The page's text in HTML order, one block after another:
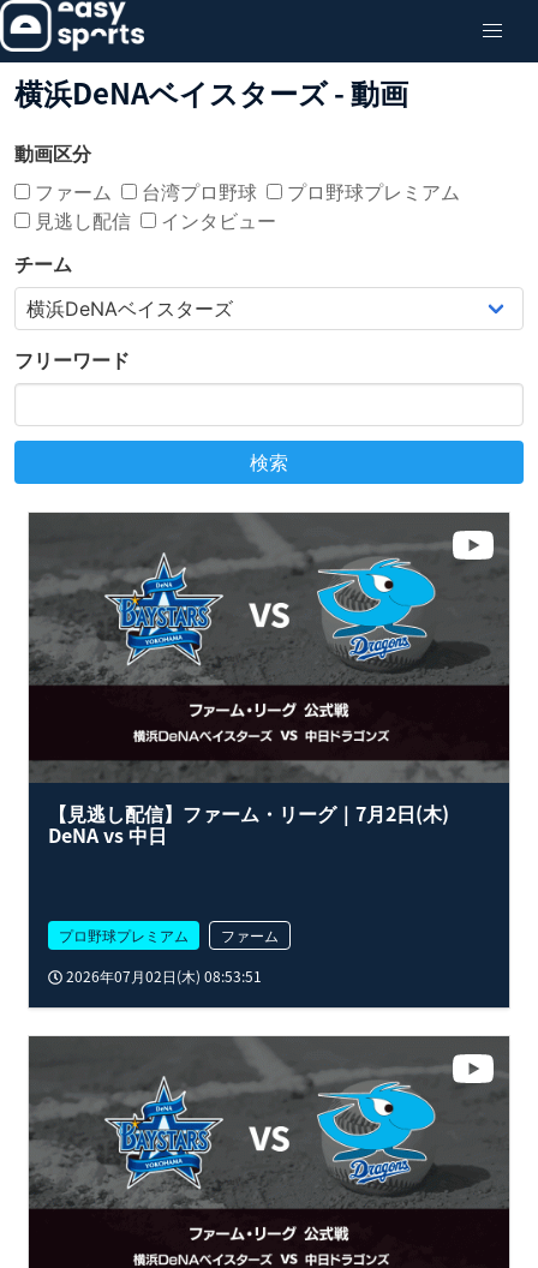
横浜DeNAベイスターズ - 動画
動画区分
ファーム
台湾プロ野球
プロ野球プレミアム
見逃し配信
インタビュー
チーム
フリーワード
検索
【見逃し配信】ファーム・リーグ｜7月2日(木)
DeNA vs 中日
プロ野球プレミアム
ファーム
2026年07月02日(木) 08:53:51